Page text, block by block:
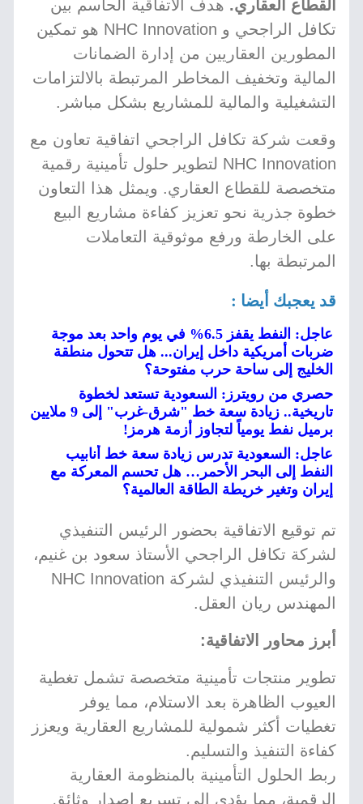
القطاع العقاري. هدف الاتفاقية الحاسم بين
تكافل الراجحي و NHC Innovation هو تمكين
المطورين العقاريين من إدارة الضمانات
المالية وتخفيف المخاطر المرتبطة بالالتزامات
التشغيلية والمالية للمشاريع بشكل مباشر.
وقعت شركة تكافل الراجحي اتفاقية تعاون مع
NHC Innovation لتطوير حلول تأمينية رقمية
متخصصة للقطاع العقاري. ويمثل هذا التعاون
خطوة جذرية نحو تعزيز كفاءة مشاريع البيع
على الخارطة ورفع موثوقية التعاملات
المرتبطة بها.
قد يعجبك أيضا :
عاجل: النفط يقفز 6.5% في يوم واحد بعد موجة
ضربات أمريكية داخل إيران... هل تتحول منطقة
الخليج إلى ساحة حرب مفتوحة؟
حصري من رويترز: السعودية تستعد لخطوة
تاريخية.. زيادة سعة خط "شرق-غرب" إلى 9 ملايين
برميل نفط يومياً لتجاوز أزمة هرمز!
عاجل: السعودية تدرس زيادة سعة خط أنابيب
النفط إلى البحر الأحمر… هل تحسم المعركة مع
إيران وتغير خريطة الطاقة العالمية؟
تم توقيع الاتفاقية بحضور الرئيس التنفيذي
لشركة تكافل الراجحي الأستاذ سعود بن غنيم،
والرئيس التنفيذي لشركة NHC Innovation
المهندس ريان العقل.
أبرز محاور الاتفاقية:
تطوير منتجات تأمينية متخصصة تشمل تغطية
العيوب الظاهرة بعد الاستلام، مما يوفر
تغطيات أكثر شمولية للمشاريع العقارية ويعزز
كفاءة التنفيذ والتسليم.
ربط الحلول التأمينية بالمنظومة العقارية
الرقمية، مما يؤدي إلى تسريع إصدار وثائق